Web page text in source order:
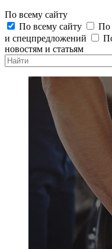
По всему сайту
По всему сайту
По
и спецпредложений
новостям и статьям